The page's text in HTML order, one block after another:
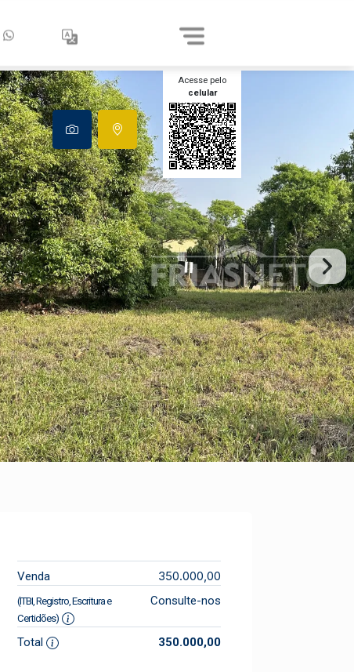
Acesse pelo
celular
Venda 350.000,00
(ITBI, Registro, Escritura e
Certidões)
Consulte-nos
Total 350.000,00